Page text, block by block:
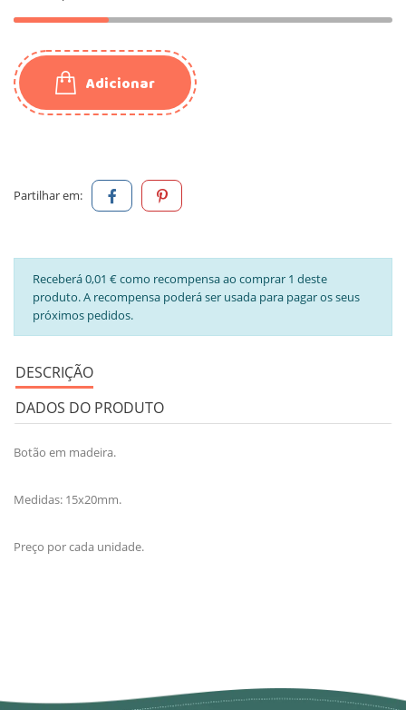
Adicionar
Partilhar em:
Receberá 0,01 € como recompensa ao comprar 1 deste
produto. A recompensa poderá ser usada para pagar os seus
próximos pedidos.
DESCRIÇÃO
DADOS DO PRODUTO
Botão em madeira.
Medidas: 15x20mm.
Preço por cada unidade.